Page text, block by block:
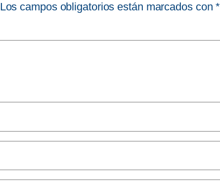
Los campos obligatorios están marcados con*